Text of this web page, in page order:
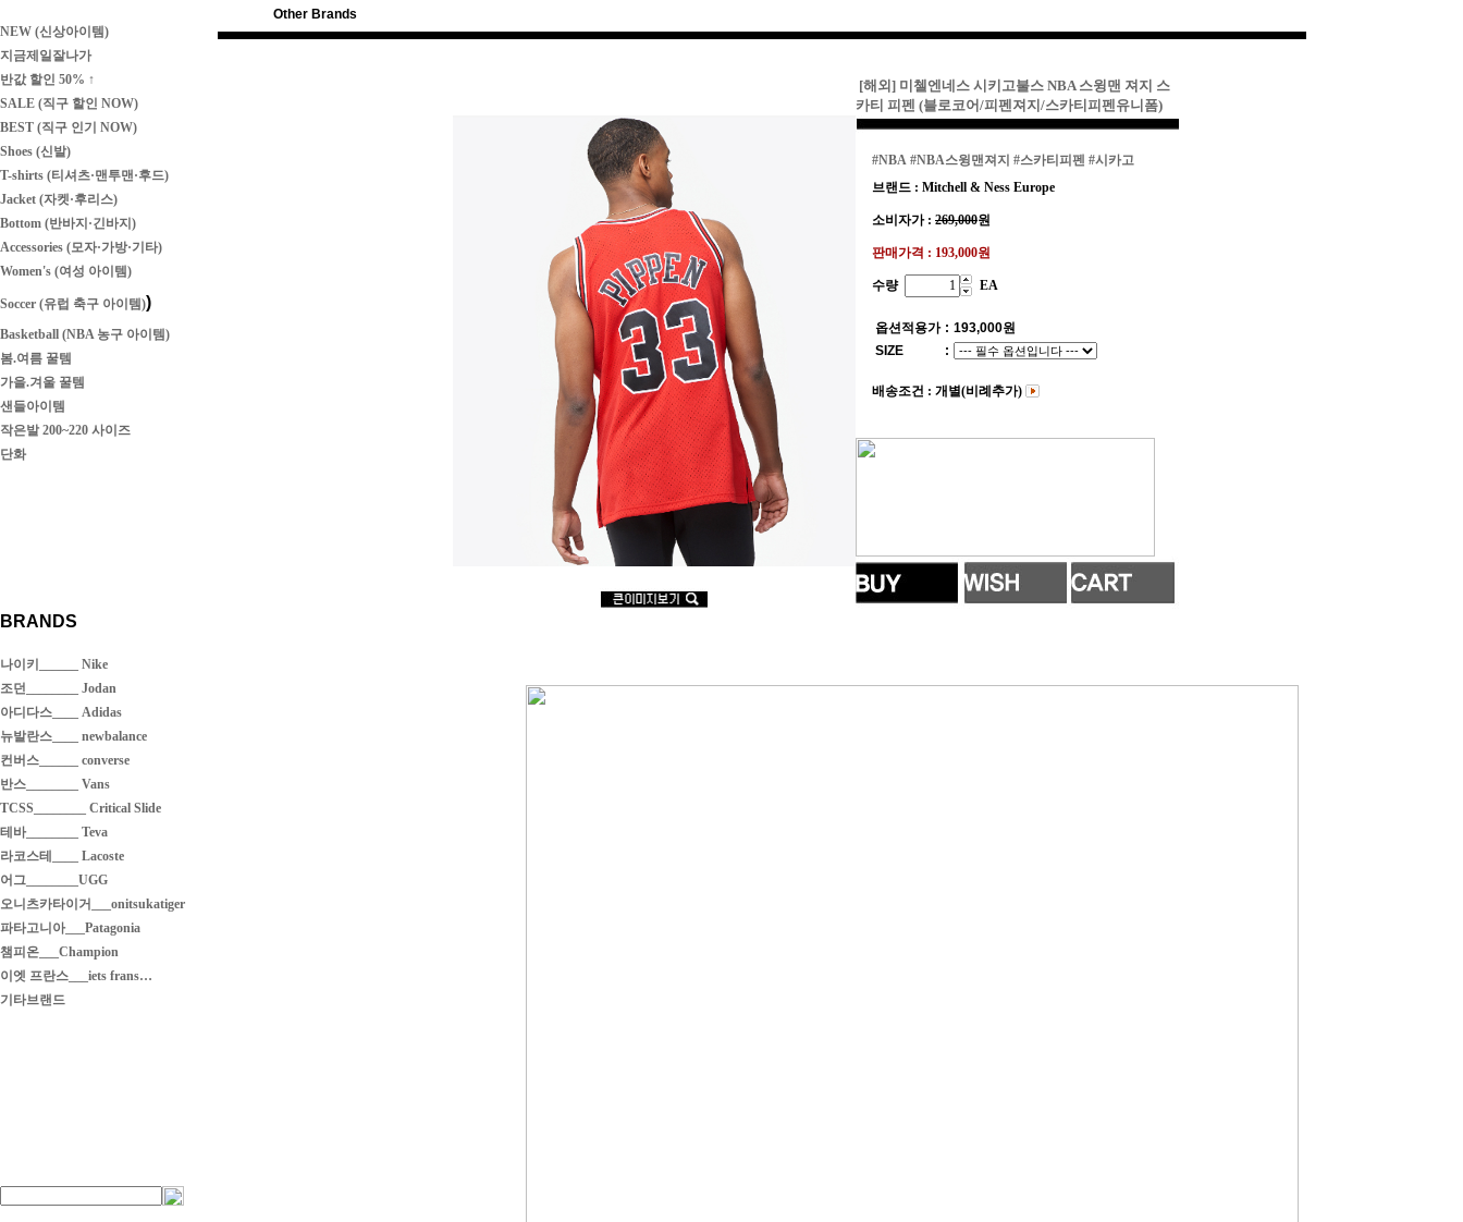
NEW (신상아이템)
지금제일잘나가
반값 할인 50% ↑
SALE (직구 할인 NOW)
BEST (직구 인기 NOW)
Shoes (신발)
T-shirts (티셔츠·맨투맨·후드)
Jacket (자켓·후리스)
Bottom (반바지·긴바지)
Accessories (모자·가방·기타)
Women's (여성 아이템)
Soccer (유럽 축구 아이템))
Basketball (NBA 농구 아이템)
봄.여름 꿀템
가을.겨울 꿀템
샌들아이템
작은발 200~220 사이즈
단화
BRANDS
나이키______ Nike
조던________ Jodan
아디다스____ Adidas
뉴발란스____ newbalance
컨버스______ converse
반스________ Vans
TCSS________ Critical Slide
테바________ Teva
라코스테____ Lacoste
어그________UGG
오니츠카타이거___onitsukatiger
파타고니아___Patagonia
챔피온___Champion
이엣 프란스___iets frans…
기타브랜드
Other Brands
[해외] 미첼엔네스 시키고불스 NBA 스윙맨 져지 스
카티 피펜 (블로코어/피펜져지/스카티피펜유니폼)
#NBA #NBA스윙맨져지 #스카티피펜 #시카고
브랜드 : Mitchell & Ness Europe
소비자가 : 269,000원
판매가격 : 193,000원
수량 EA
옵션적용가 : 193,000원
SIZE
:
배송조건 : 개별(비례추가)